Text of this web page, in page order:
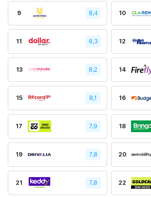
9 8,4 10
11 8,3 12
13 8,2 14
15 8,1 16
17 7,9 18
19 7,8 20
21 7,8 22